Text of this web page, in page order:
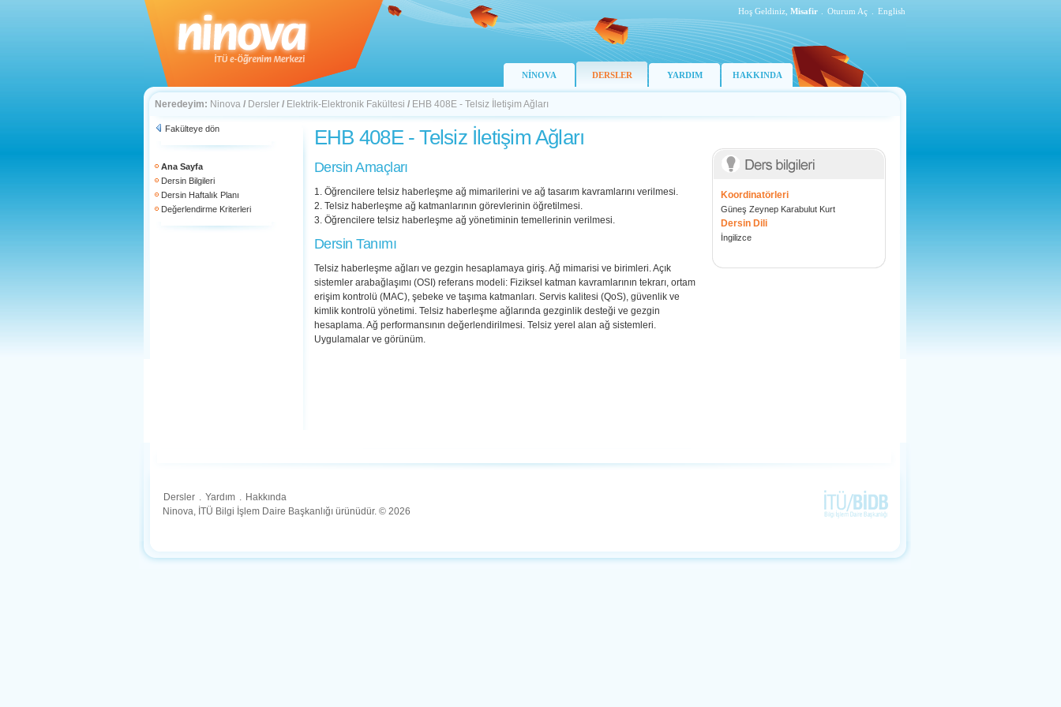
Hoş Geldiniz, Misafir Oturum Aç English
NİNOVA DERSLER YARDIM HAKKINDA
Neredeyim: Ninova / Dersler / Elektrik-Elektronik Fakültesi / EHB 408E - Telsiz İletişim Ağları
Fakülteye dön
Ana Sayfa
Dersin Bilgileri
Dersin Haftalık Planı
Değerlendirme Kriterleri
EHB 408E - Telsiz İletişim Ağları
Dersin Amaçları
1. Öğrencilere telsiz haberleşme ağ mimarilerini ve ağ tasarım kavramlarını verilmesi.
2. Telsiz haberleşme ağ katmanlarının görevlerinin öğretilmesi.
3. Öğrencilere telsiz haberleşme ağ yönetiminin temellerinin verilmesi.
Dersin Tanımı
Telsiz haberleşme ağları ve gezgin hesaplamaya giriş. Ağ mimarisi ve birimleri. Açık
sistemler arabağlaşımı (OSI) referans modeli: Fiziksel katman kavramlarının tekrarı, ortam
erişim kontrolü (MAC), şebeke ve taşıma katmanları. Servis kalitesi (QoS), güvenlik ve
kimlik kontrolü yönetimi. Telsiz haberleşme ağlarında gezginlik desteği ve gezgin
hesaplama. Ağ performansının değerlendirilmesi. Telsiz yerel alan ağ sistemleri.
Uygulamalar ve görünüm.
Koordinatörleri
Güneş Zeynep Karabulut Kurt
Dersin Dili
İngilizce
Dersler . Yardım . Hakkında
Ninova, İTÜ Bilgi İşlem Daire Başkanlığı ürünüdür. © 2026